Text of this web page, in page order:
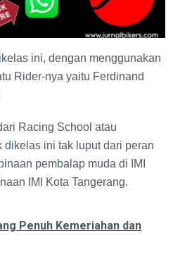
ini, dengan menggunakan
Rider-nya yaitu Ferdinand
Racing School atau
ini tak luput dari peran
pembalap muda di IMI
IMI Kota Tangerang.
Penuh Kemeriahan dan